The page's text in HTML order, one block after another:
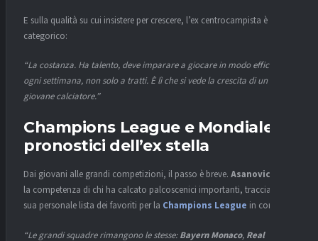
E sulla qualità su cui insistere per crescere, l’ex centrocampista è
categorico:
“La costanza. Ha talento, deve imparare a giocare in modo efficace
ogni settimana, non solo a tratti. È lì che si vede la crescita di un
giovane calciatore.”
Champions League e Mondiale: i
pronostici dell’ex stella
Dai giovani alle grandi competizioni, il passo è breve. Asanovic
la competenza di chi ha calcato palcoscenici importanti, traccia la
sua personale lista dei favoriti per la Champions League in corso:
“Le grandi squadre rimangono le stesse:Bayern Monaco, Real